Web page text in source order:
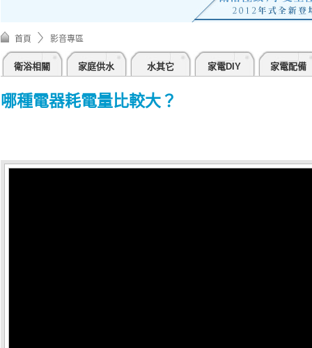
首頁 影音專區
衛浴相關 家庭供水 水其它 家電DIY 家電配備
哪種電器耗電量比較大？